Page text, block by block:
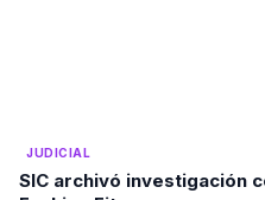
JUDICIAL
SIC archivó investigación